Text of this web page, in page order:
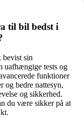
til bil bedst i
bevist sin
uafhængige tests og
funktioner
og bedre nattesyn,
og sikkerhed.
du være sikker på at